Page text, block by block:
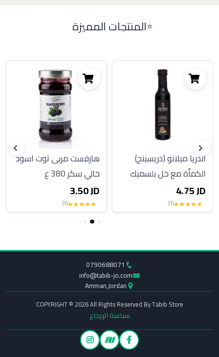
المنتجات المميزة
أندريا ميلانو (دريسينج)
الكمأة مع خل بلسميك
250 مل
4.75 JD
(1)
هارفست مربى توت اسود
خالي سكر 380 غ
3.50 JD
(1)
0790688071
info@tabib-jo.com
Amman,Jordan
COPYRIGHT © 2026 All Rights Reserved By Tabib Store
سياسة الإرجاع